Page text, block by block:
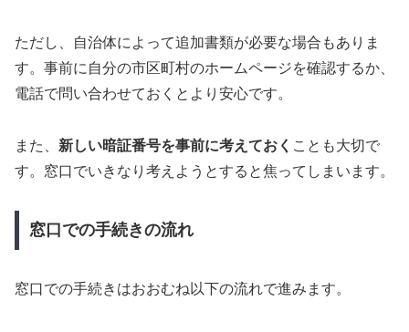
ただし、自治体によって追加書類が必要な場合もありま
す。事前に自分の市区町村のホームページを確認するか、
電話で問い合わせておくとより安心です。
また、 新しい暗証番号を事前に考えておく ことも大切で
す。窓口でいきなり考えようとすると焦ってしまいます。
窓口での手続きの流れ
窓口での手続きはおおむね以下の流れで進みます。